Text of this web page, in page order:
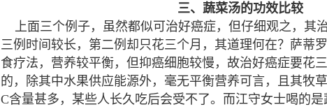
三、蔬菜汤的功效比较
上面三个例子，虽然都似可治好癌症，但仔细观之，其
三例时间较长，第二例却只花三个月，其道理何在？萨蒂
食疗法，营养较平衡，但抑癌细胞较慢，故治好癌症要花
的，除其中水果供应能源外，毫无平衡营养可言，且其牧
C含量甚多，某些人长久吃后会受不了。而江守女士喝的